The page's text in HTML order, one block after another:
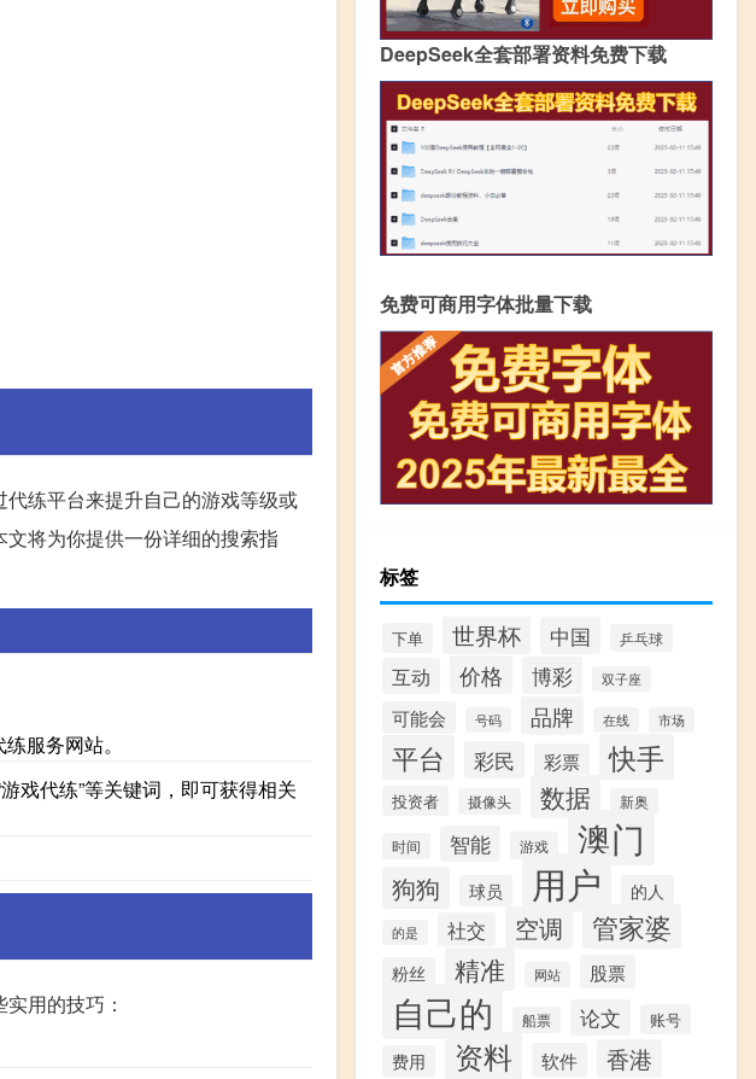
练平台来提升自己的游戏等级或
将为你提供一份详细的搜索指
服务网站。
戏代练”等关键词，即可获得相关
用的技巧：
DeepSeek全套部署资料免费下载
免费可商用字体批量下载
标签
下单 世界杯 中国 乒乓球
互动 价格 博彩 双子座
可能会 号码 品牌 在线 市场
平台 彩民 彩票 快手
投资者 摄像头 数据 新奥
时间 智能 游戏 澳门
狗狗 球员 用户 的人
的是 社交 空调 管家婆
粉丝 精准 网站 股票
自己的 船票 论文 账号
费用 资料 软件 香港